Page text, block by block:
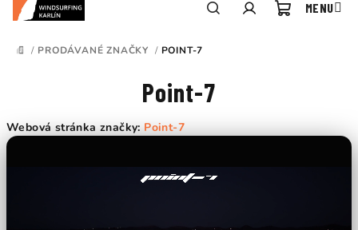
DOMŮ
/ PRODÁVANÉ ZNAČKY / POINT-7
Point-7
Webová stránka značky: Point-7